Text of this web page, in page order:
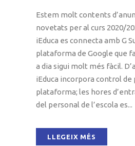
Estem molt contents
novetats per al curs 2020/
iEduca es connecta amb G
plataforma de Google que
a dia sigui molt més fàcil.
iEduca incorpora control de
plataforma; les hores
del personal de l’escola es...
LLEGEIX MÉS